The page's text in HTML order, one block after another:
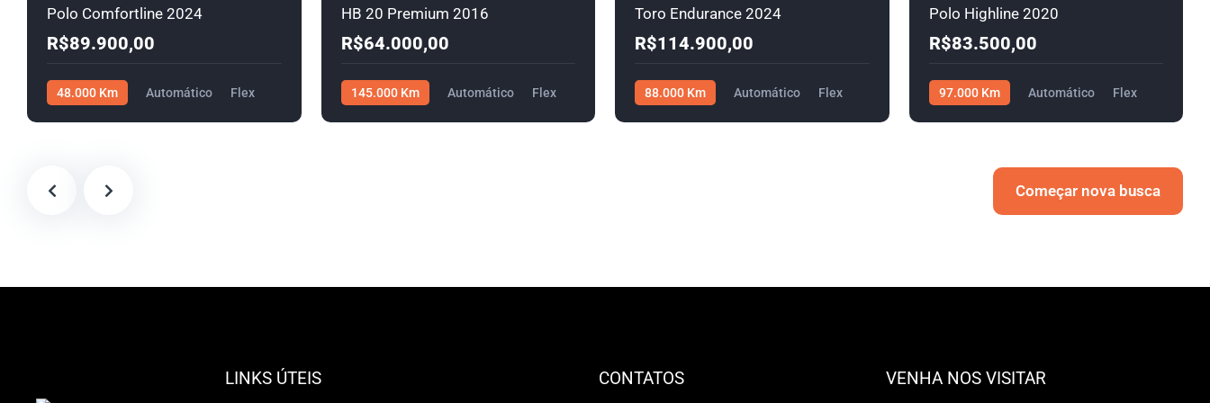
Polo Comfortline 2024
R$89.900,00
48.000 Km Automático
Flex
HB 20 Premium 2016
R$64.000,00
145.000 Km Automático
Flex
Toro Endurance 2024
R$114.900,00
88.000 Km Automático
Flex
Polo Highline 2020
R$83.500,00
97.000 Km Automático
Flex
Começar nova busca
LINKS ÚTEIS CONTATOS VENHA NOS VISITAR